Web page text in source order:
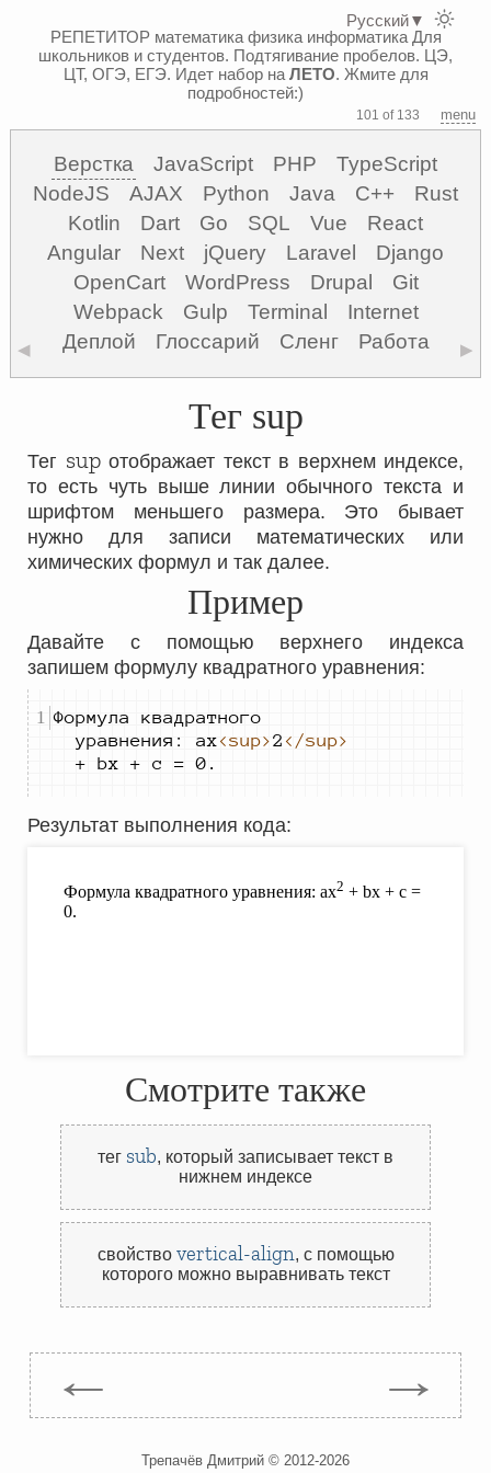
РЕПЕТИТОР математика физика информатикаДля
школьников и студентов. Подтягивание пробелов. ЦЭ,
ЦТ, ОГЭ, ЕГЭ. Идет набор на ЛЕТО. Жмите для
подробностей:)
101 of 133 menu
Верстка JavaScript PHP
TypeScript
NodeJS
AJAX Python Java C++
Rust
Kotlin
Dart Go SQL Vue
React
Angular
Next jQuery Laravel
Django
OpenCart
WordPress Drupal
Git
Webpack
Gulp Terminal
Internet
Деплой
Глоссарий Сленг Работа
◀ ▶
Тег sup
Тег supотображает текст в верхнем индексе,
то есть чуть выше линии обычного текста и
шрифтом меньшего размера. Это бывает
нужно для записи математических или
химических формул и так далее.
Пример
Давайте с помощью верхнего индекса
запишем формулу квадратного уравнения:
Формула квадратного
уравнения: ax<sup>2 </sup>
+ bx + c = 0.
Результат выполнения кода:
Смотрите также
тег sub, который записывает текст в
нижнем индексе
свойство vertical-align, с помощью
которого можно выравнивать текст
← →
Трепачёв Дмитрий © 2012-2026
Русский▼